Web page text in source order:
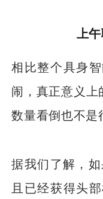
上
相比整个具身
闹，真正意义上
数量看倒也不是
据我们了解，
且已经获得头